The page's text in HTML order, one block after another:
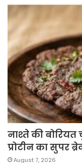
नाश्ते की
प्रोटीन का सुपर
August 7, 2026